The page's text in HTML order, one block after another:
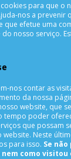
para a rede fixa
10h00 às 19h00
13h00
para que o
nos a prevenir
que efetue uma
nosso serviço.
nos contar as
da nossa
website, que
tempo poder
que possam
website. Neste
para isso. Se
como visitou